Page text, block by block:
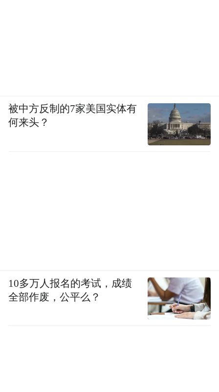
被中方反制的7家美国实体有
何来头？
10多万人报名的考试，成绩
全部作废，公平么？